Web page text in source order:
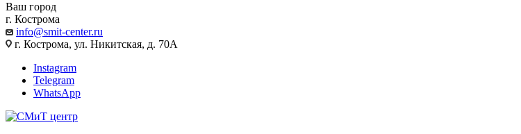
Ваш город
г. Кострома
info@smit-center.ru
г. Кострома, ул. Никитская, д. 70А
Instagram
Telegram
WhatsApp